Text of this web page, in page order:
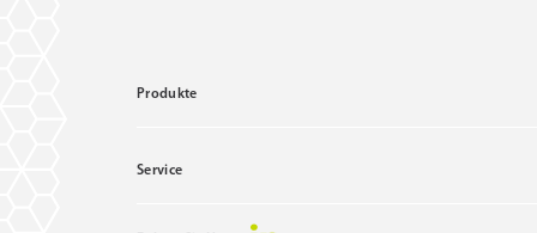
Produkte
Service